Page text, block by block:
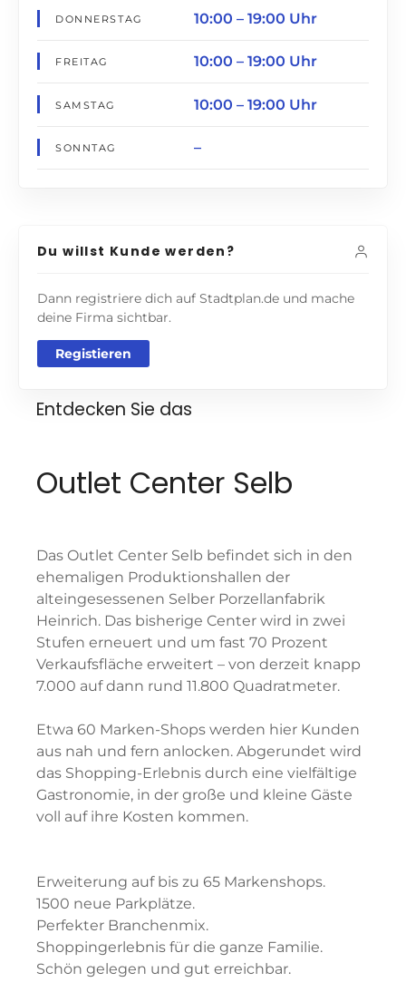
DONNERSTAG 10:00 – 19:00 Uhr
FREITAG 10:00 – 19:00 Uhr
SAMSTAG 10:00 – 19:00 Uhr
SONNTAG –
Du willst Kunde werden?
Dann registriere dich auf Stadtplan.de und mache
deine Firma sichtbar.
Registieren
Entdecken Sie das
Outlet Center Selb
Das Outlet Center Selb befindet sich in den
ehemaligen Produktionshallen der
alteingesessenen Selber Porzellanfabrik
Heinrich. Das bisherige Center wird in zwei
Stufen erneuert und um fast 70 Prozent
Verkaufsfläche erweitert – von derzeit knapp
7.000 auf dann rund 11.800 Quadratmeter.
Etwa 60 Marken-Shops werden hier Kunden
aus nah und fern anlocken. Abgerundet wird
das Shopping-Erlebnis durch eine vielfältige
Gastronomie, in der große und kleine Gäste
voll auf ihre Kosten kommen.
Erweiterung auf bis zu 65 Markenshops.
1500 neue Parkplätze.
Perfekter Branchenmix.
Shoppingerlebnis für die ganze Familie.
Schön gelegen und gut erreichbar.